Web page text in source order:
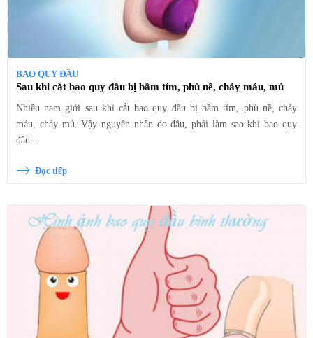
BAO QUY ĐẦU
Sau khi cắt bao quy đầu bị bầm tím, phù nề, chảy máu, mủ
Nhiều nam giới sau khi cắt bao quy đầu bị bầm tím, phù nề, chảy
máu, chảy mủ. Vậy nguyên nhân do đâu, phải làm sao khi bao quy
đầu...
Đọc tiếp